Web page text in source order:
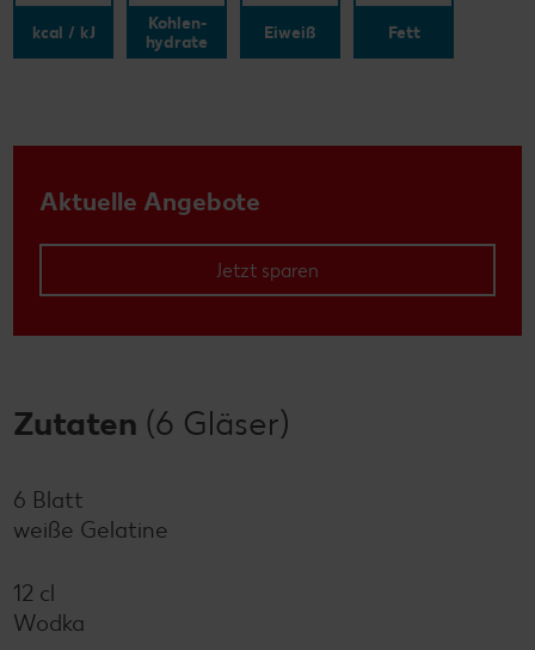
kcal / kJ
Kohlen-
hydrate
Eiweiß Fett
Aktuelle Angebote
Jetzt sparen
Zutaten (6 Gläser)
6 Blatt
weiße Gelatine
12 cl
Wodka